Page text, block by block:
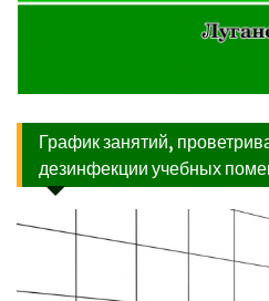
График занятий,
дезинфекции учебных